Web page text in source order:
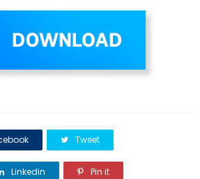
Tweet
Linkedin Pin it